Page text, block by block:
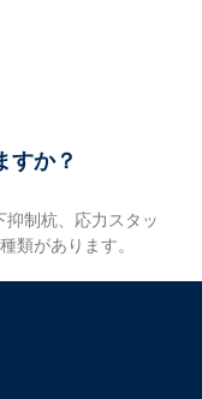
すか？
制杭、応力スタッ
類があります。